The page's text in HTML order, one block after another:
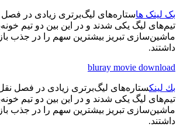
بک لینک هاستاره‌های لیگ‌برتری زیادی در فصل
تیم‌های لیگ یکی شدند و در این بین دو تیم
ماشین‌سازی تبریز بیشترین سهم را در جذب
داشتند.
bluray movie download
بك لينكستاره‌های لیگ‌برتری زیادی در فصل
تیم‌های لیگ یکی شدند و در این بین دو تیم
ماشین‌سازی تبریز بیشترین سهم را در جذب
داشتند.